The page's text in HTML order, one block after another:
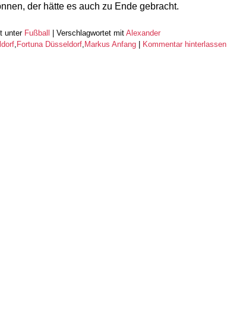
der hätte es auch zu Ende gebracht.
unter Fußball Verschlagwortet mit Alexander
Fortuna Düsseldorf Markus Anfang Kommentar hinterlassen